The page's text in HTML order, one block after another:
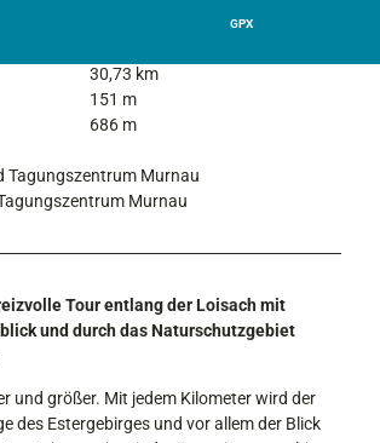
GPX
30,73 km
151 m
686 m
Tagungszentrum Murnau
Murnau
Tour entlang der Loisach mit
und durch das Naturschutzgebiet
und größer. Mit jedem Kilometer wird der
des Estergebirges und vor allem der Blick